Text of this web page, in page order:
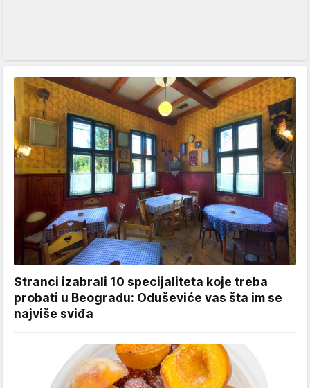
Stranci izabrali 10 specijaliteta koje treba
probati u Beogradu: Oduševiće vas šta im se
najviše sviđa